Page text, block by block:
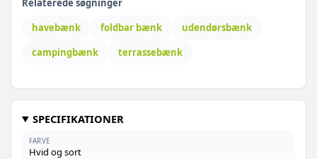
Relaterede søgninger
havebænk
foldbar bænk
udendørsbænk
campingbænk
terrassebænk
SPECIFIKATIONER
FARVE
Hvid og sort